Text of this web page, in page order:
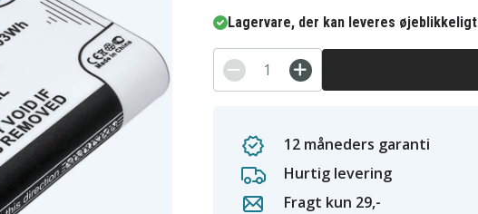
Lagervare, der kan leveres øjeblikkeligt
12 måneders garanti
Hurtig levering
Fragt kun 29,-